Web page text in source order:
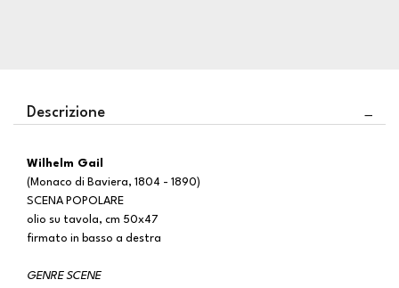
Descrizione
Wilhelm Gail
(Monaco di Baviera, 1804 - 1890)
SCENA POPOLARE
olio su tavola, cm 50x47
firmato in basso a destra
GENRE SCENE